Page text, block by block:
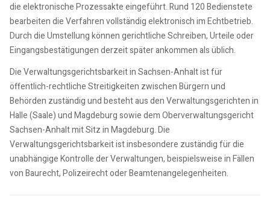
die elektronische Prozessakte eingeführt. Rund 120 Bedienstete
bearbeiten die Verfahren vollständig elektronisch im Echtbetrieb.
Durch die Umstellung können gerichtliche Schreiben, Urteile oder
Eingangsbestätigungen derzeit später ankommen als üblich.
Die Verwaltungsgerichtsbarkeit in Sachsen-Anhalt ist für
öffentlich-rechtliche Streitigkeiten zwischen Bürgern und
Behörden zuständig und besteht aus den Verwaltungsgerichten in
Halle (Saale) und Magdeburg sowie dem Oberverwaltungsgericht
Sachsen-Anhalt mit Sitz in Magdeburg. Die
Verwaltungsgerichtsbarkeit ist insbesondere zuständig für die
unabhängige Kontrolle der Verwaltungen, beispielsweise in Fällen
von Baurecht, Polizeirecht oder Beamtenangelegenheiten.